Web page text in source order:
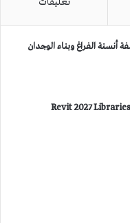
أنسنة الفراغ وبناء الوجدان